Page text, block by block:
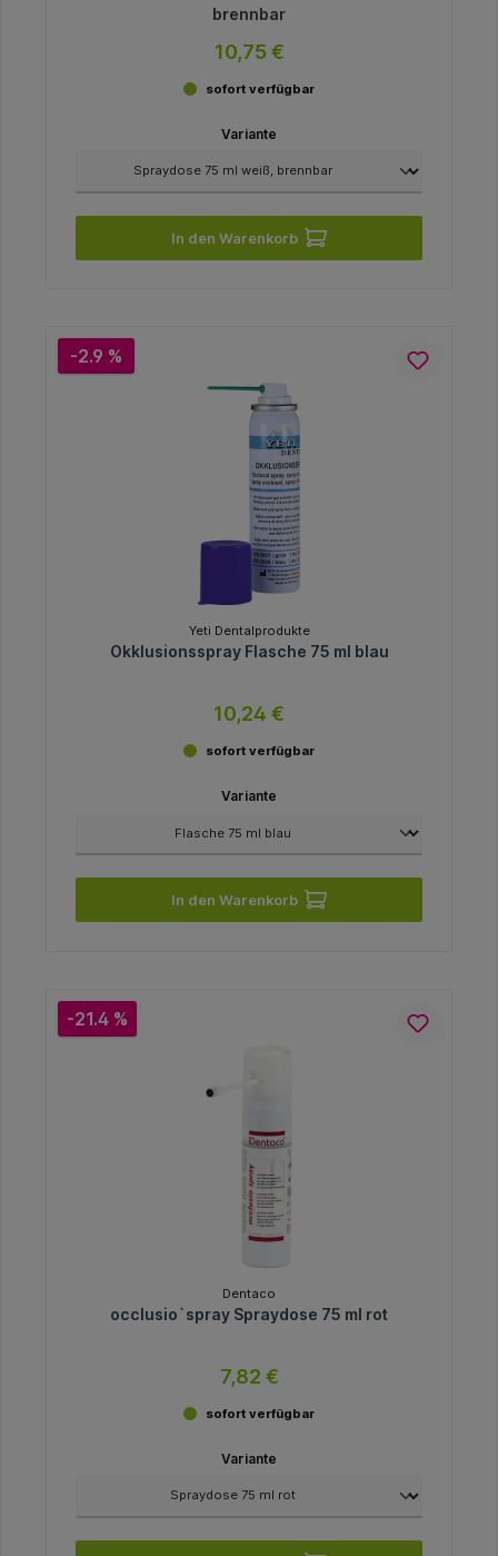
brennbar
10,75 €
sofort verfügbar
Variante
In den Warenkorb
-2.9 %
Yeti Dentalprodukte
Okklusionsspray Flasche 75 ml blau
10,24 €
sofort verfügbar
Variante
In den Warenkorb
-21.4 %
Dentaco
occlusio`spray Spraydose 75 ml rot
7,82 €
sofort verfügbar
Variante